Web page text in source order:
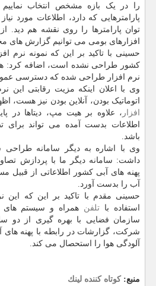
را در یک بازه مشخص انتخاب نماییم
پارامترهایی که دارد، اطلاعات مورد
توان پارامترها را روی نقشه هم دید.
افزارهای بومی می توانیم گزارش های
حسینی با تاکید بر این که نمونه نرم
کشور طراحی نشده است، اضافه کرد:
نرم افزار طراحی شده که دسترسی
وی با اعلان اینکه مزیت رقابتی این
اتوماتیک بودن، آنلاین بودن نیز هست،
افزار ، علاوه بر هیت مپ، دیتاها در
اطلاعات بدست آمده می تواند برای
باشد.
وی با اشاره به دیگر سامانه
داشت: سامانه دیگر ما با پردازش
پهنه های آبی کشور اطلاعاتی از قبیل
آب را بدست آورد.
حسینی مقدم با تاکید بر این که این
استفاده با تلفن
سازمان فضایی با بهره گیری از دو
شرکت، گزارشات در رابطه با پهنه های
آلودگی هوا را استحصال می کند.
منبع:كوتاه كننده لینك